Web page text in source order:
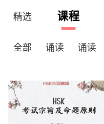
精选 课程
全部 诵读 诵读